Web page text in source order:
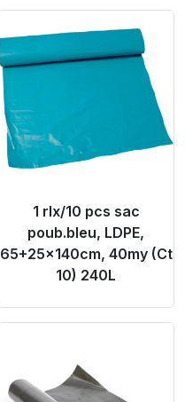
Product Link
1 rlx/10 pcs sac
poub.bleu, LDPE,
65+25x140cm, 40my (Ct
10) 240L